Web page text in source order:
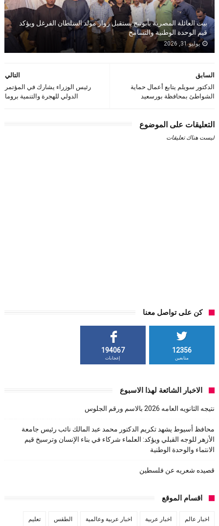
بيت العائلة المصرية بأبوتيج يستقبل زوار مولد السلطان الفرغل ويؤكد
قيم الوحدة الوطنية والتسامح
يوليو 31, 2026
التالي
رئيس الوزراء يشارك في المؤتمر
الدولي للهجرة والتنمية بروما
السابق
الدكتور سويلم يتابع أعمال حماية
الشواطئ بمحافظة بورسعيد
التعليقات على الموضوع
ليست هناك تعليقات
كن على تواصل معنا
12356
متابعين
194067
إعجابات
الاخبار الشائعة لهذا الاسبوع
نتيجه الثانويه العامه 2026 بالاسم ورقم الجلوس
محافظ أسيوط يشهد تكريم الدكتور محمد عبد المالك نائب رئيس جامعة
الأزهر للوجه القبلي ويؤكد: العلماء شركاء في بناء الإنسان وترسيخ قيم
الانتماء والوحدة الوطنية
قصيده شعريه عن فلسطين
اقسام الموقع
اخبار عالم اخبار عربية اخبار عربية وعالمية الطقس تعليم